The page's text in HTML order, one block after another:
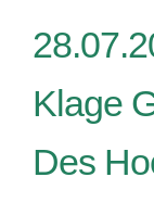
Klage
Des